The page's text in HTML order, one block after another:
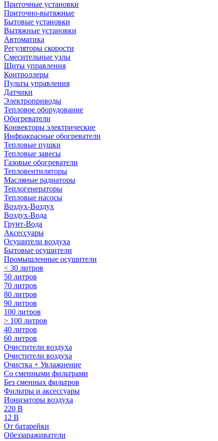
Приточные установки
Приточно-вытяжные
Бытовые установки
Вытяжные установки
Автоматика
Регуляторы скорости
Смесительные узлы
Щиты управления
Контроллеры
Пульты управления
Датчики
Электроприводы
Тепловое оборудование
Обогреватели
Конвекторы электрические
Инфракрасные обогреватели
Тепловые пушки
Тепловые завесы
Газовые обогреватели
Тепловентиляторы
Масляные радиаторы
Теплогенераторы
Тепловые насосы
Воздух-Воздух
Воздух-Вода
Грунт-Вода
Аксессуары
Осушители воздуха
Бытовые осушители
Промышленные осушители
< 30 литров
50 литров
70 литров
80 литров
90 литров
100 литров
> 100 литров
40 литров
60 литров
Очистители воздуха
Очистители воздуха
Очистка + Увлажнение
Cо сменными фильтрами
Без сменных фильтров
Фильтры и аксессуары
Ионизаторы воздуха
220 В
12 В
От батарейки
Обеззараживатели